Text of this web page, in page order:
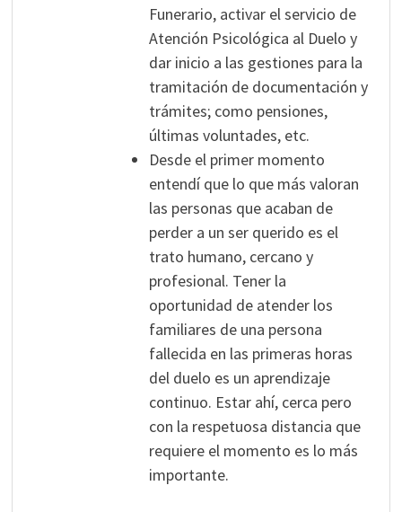
Funerario, activar el servicio de
Atención Psicológica al Duelo y
dar inicio a las gestiones para la
tramitación de documentación y
trámites; como pensiones,
últimas voluntades, etc.
Desde el primer momento
entendí que lo que más valoran
las personas que acaban de
perder a un ser querido es el
trato humano, cercano y
profesional. Tener la
oportunidad de atender los
familiares de una persona
fallecida en las primeras horas
del duelo es un aprendizaje
continuo. Estar ahí, cerca pero
con la respetuosa distancia que
requiere el momento es lo más
importante.